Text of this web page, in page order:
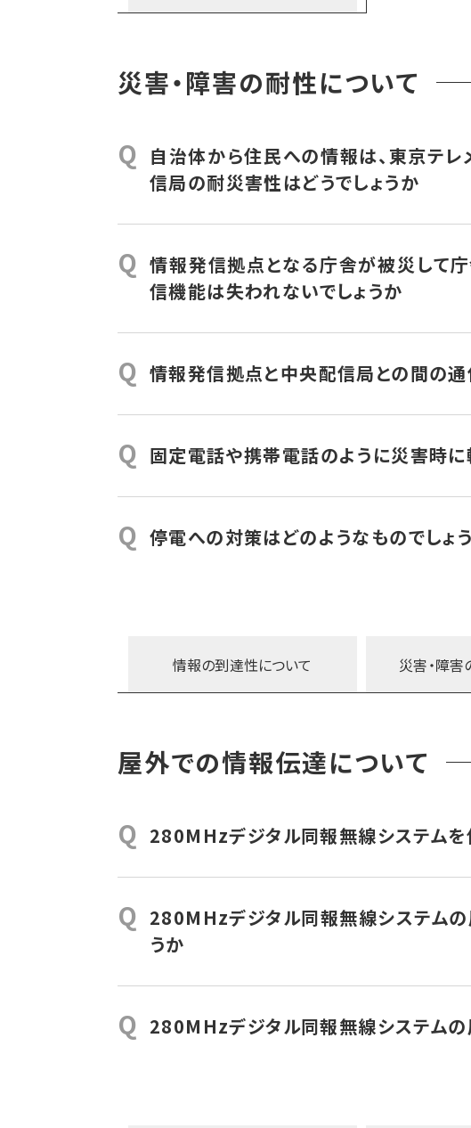
280MHzを出力200Wで送信したとすると、
これに建物浸透性が加わります。戸別受信機を利用
1ｍくらいだと窓から侵入できるからです。波長が5m
建物内に入りやすい電波を使い、受信した文字を
災害・障害の耐性について
Q
自治体から住民への情報は、東京テ
信局の耐災害性はどうでしょうか
280MHzデジタル同報無線システムは、防災情報
弊社の中央配信局は横浜緑区にあるスカパーJSAT
しています。周囲は緑地帯であり、延焼の心配はあ
電に耐えられるようになっています。
災害時にも影響が出ないようにするため。）
Q 情報発信拠点となる庁舎が被災して
信機能は失われないでしょうか
情報発信拠点となる配信PCは庁舎内に置きますが
立しているため主配信局（操作卓）が壊れても副配
Q 情報発信拠点と中央配信局との間の通
地上回線と衛星回線の二重の回線によって、情報
断された場合でも通信が維持できるようにしています。
Q 固定電話や携帯電話のように災害時に
280MHzデジタル同報無線システムは、自治体や国
Q 停電への対策はどのようなものでしょ
戸別受信機は停電時にも単三電池で3日以上待受
情報の到達性について 災害・障害
屋外での情報伝達について
Q 280MHzデジタル同報無線システム
280MHzデジタル同報無線システムは戸別受信機
Q 280MHzデジタル同報無線システム
うか
①280MHz電波は受信しやすいうえ屋外拡声子局は
②60MHzでは大きな八木アンテナですが、280MHz
とはありません。
Q 280MHzデジタル同報無線システムの